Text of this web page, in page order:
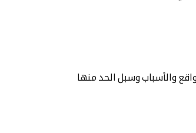
والأسباب وسبل الحد منها